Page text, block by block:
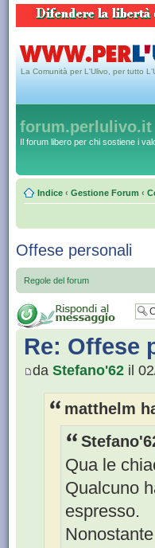
La Comunità per L'Ulivo, per tutto
forum.perlulivo.it
Il forum libero per chi sostiene i
Indice ‹ Gestione Forum ‹
Offese personali
Regole del forum
Re: Offese
da Stefano'62 il
matthelm
Qua le
Qualcuno
espresso.